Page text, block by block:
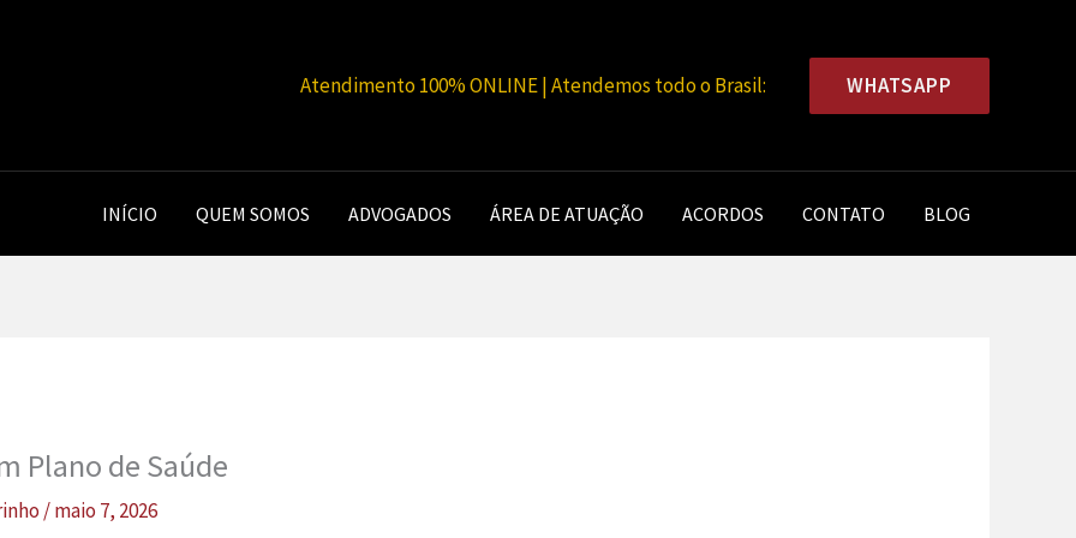
Atendimento 100% ONLINE | Atendemos todo o Brasil: WHATSAPP
INÍCIO QUEM SOMOS ADVOGADOS ÁREA DE ATUAÇÃO ACORDOS CONTATO BLOG
Plano de Saúde
/maio 7, 2026